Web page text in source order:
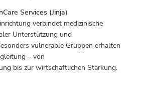
Services (Jinja)
verbindet medizinische
Unterstützung und
vulnerable Gruppen erhalten
– von
bis zur wirtschaftlichen Stärkung.